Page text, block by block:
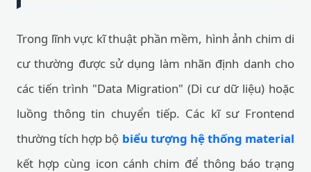
Trong lĩnh vực kĩ thuật phần mềm, hình ảnh chim di
cư thường được sử dụng làm nhãn định danh cho
các tiến trình "Data Migration" (Di cư dữ liệu) hoặc
luồng thông tin chuyển tiếp. Các kĩ sư Frontend
thường tích hợp bộ biểu tượng hệ thống material
kết hợp cùng icon cánh chim để thông báo trạng